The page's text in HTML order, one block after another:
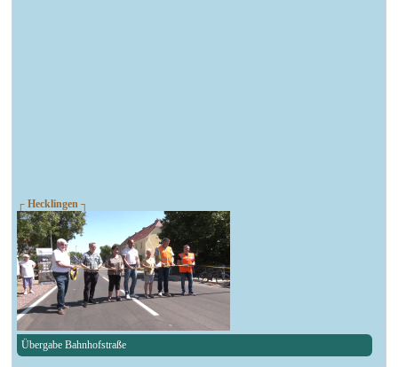
┌ Hecklingen ┐
Übergabe Bahnhofstraße